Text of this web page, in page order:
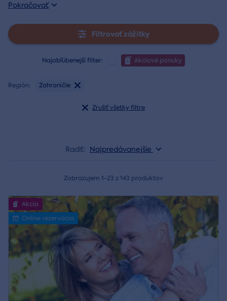
Pokračovať
Filtrovať zážitky
Najobľúbenejší filter: Akciové ponuky
Región: Zahraničie
Zrušiť všetky filtre
Radiť: Najpredávanejšie
Zobrazujem 1-23 z 143 produktov
Akcia
Online rezervácia